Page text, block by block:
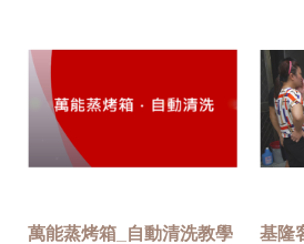
萬能蒸烤箱_自動清洗教學 基隆